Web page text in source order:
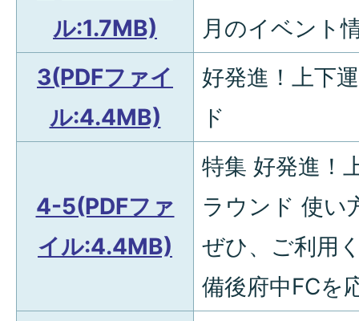
ル:1.7MB)
月のイベント
3(PDFファイ
ル:4.4MB)
好発進！上下
ド
4-5(PDFファ
イル:4.4MB)
特集 好発進！
ラウンド 使い
ぜひ、ご利用
備後府中FCを